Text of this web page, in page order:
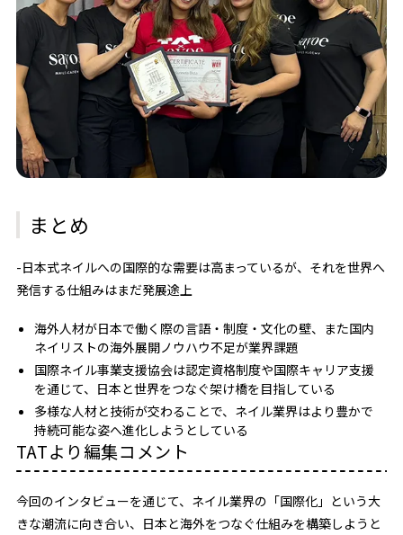
まとめ
-日本式ネイルへの国際的な需要は高まっているが、それを世界へ
発信する仕組みはまだ発展途上
海外人材が日本で働く際の言語・制度・文化の壁、また国内
ネイリストの海外展開ノウハウ不足が業界課題
国際ネイル事業支援協会は認定資格制度や国際キャリア支援
を通じて、日本と世界をつなぐ架け橋を目指している
多様な人材と技術が交わることで、ネイル業界はより豊かで
持続可能な姿へ進化しようとしている
TATより編集コメント
今回のインタビューを通じて、ネイル業界の「国際化」という大
きな潮流に向き合い、日本と海外をつなぐ仕組みを構築しようと